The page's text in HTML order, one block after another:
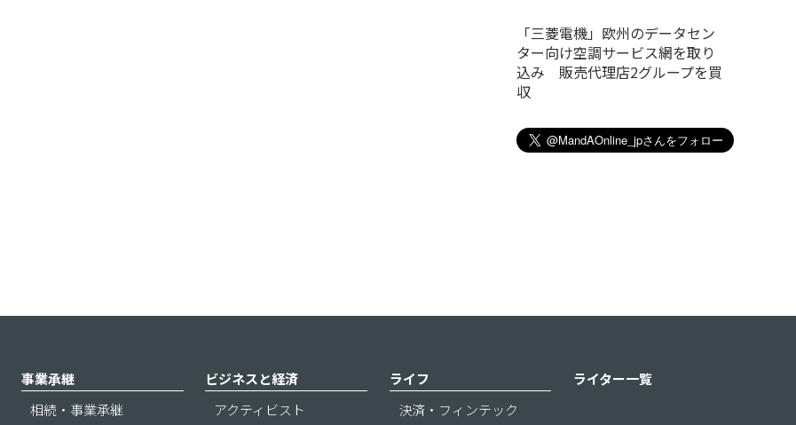
「三菱電機」欧州のデータセン
ター向け空調サービス網を取り
込み 販売代理店2グループを買
収
事業承継
相続・事業承継
ビジネスと経済
アクティビスト
ライフ
決済・フィンテック
ライター一覧